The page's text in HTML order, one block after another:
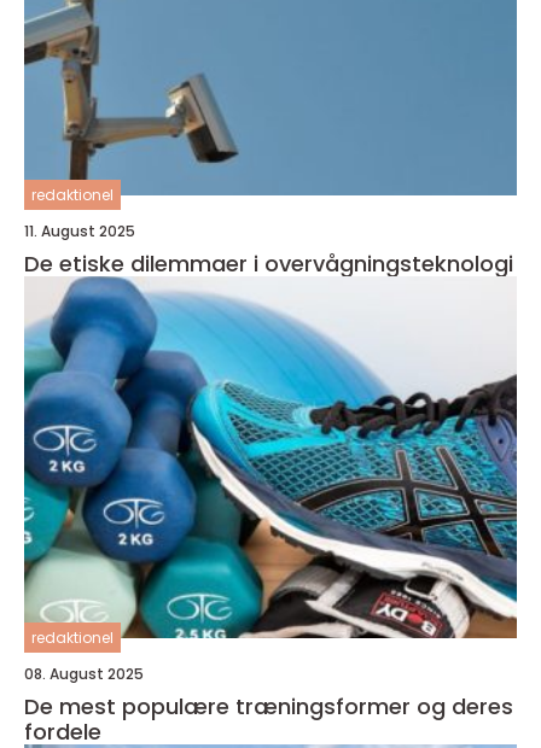
redaktionel
11. August 2025
De etiske dilemmaer i overvågningsteknologi
redaktionel
08. August 2025
De mest populære træningsformer og deres
fordele